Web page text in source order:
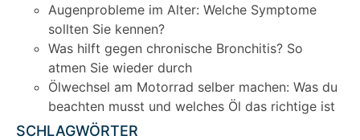
Augenprobleme im Alter: Welche Symptome
sollten Sie kennen?
Was hilft gegen chronische Bronchitis? So
atmen Sie wieder durch
Ölwechsel am Motorrad selber machen: Was du
beachten musst und welches Öl das richtige ist
SCHLAGWÖRTER